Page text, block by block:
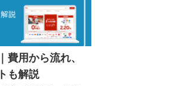
費用から流れ、
も解説